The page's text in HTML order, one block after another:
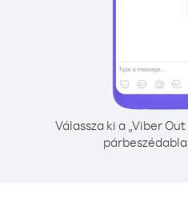
Válassza ki a „Viber